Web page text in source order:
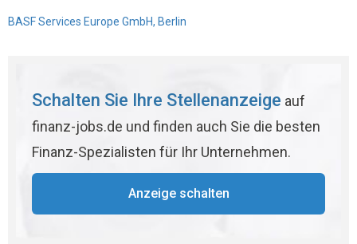
BASF Services Europe GmbH, Berlin
Schalten Sie Ihre Stellenanzeige auf
finanz-jobs.de und finden auch Sie die besten
Finanz-Spezialisten für Ihr Unternehmen.
Anzeige schalten